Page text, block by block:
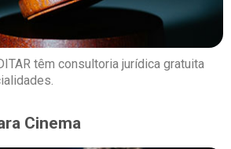
têm consultoria jurídica gratuita
Cinema